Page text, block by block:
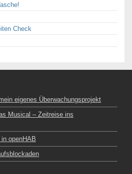
Check
eigenes Überwachungsprojekt
Musical – Zeitreise ins
openHAB